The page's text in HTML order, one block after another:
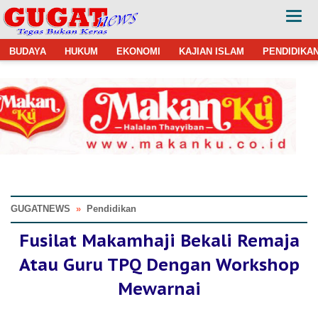
BUDAYA HUKUM EKONOMI KAJIAN ISLAM
GUGATNEWS » Pendidikan
Fusilat Makamhaji Bekali Remaja
Atau Guru TPQ Dengan Workshop
Mewarnai